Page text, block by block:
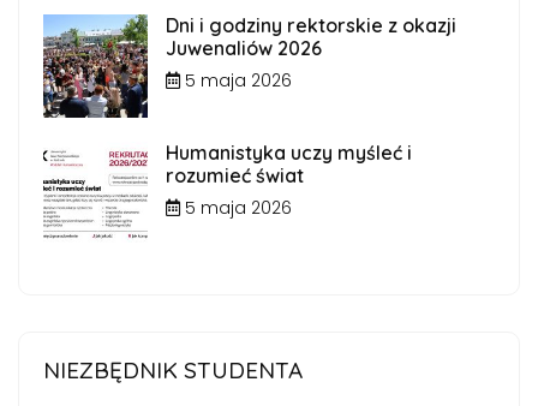
Dni i godziny rektorskie z okazji
Juwenaliów 2026
5 maja 2026
Humanistyka uczy myśleć i
rozumieć świat
5 maja 2026
NIEZBĘDNIK STUDENTA